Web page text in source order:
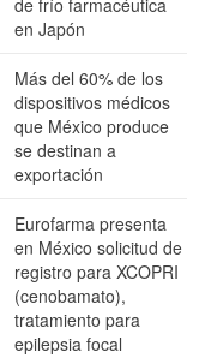
de frío farmacéutica
en Japón
Más del 60% de los
dispositivos médicos
que México produce
se destinan a
exportación
Eurofarma presenta
en México solicitud de
registro para XCOPRI
(cenobamato),
tratamiento para
epilepsia focal